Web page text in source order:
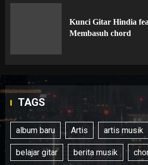
Kunci Gitar Hindia
Membasuh chord
TAGS
album baru Artis artis musik
belajar gitar berita musik